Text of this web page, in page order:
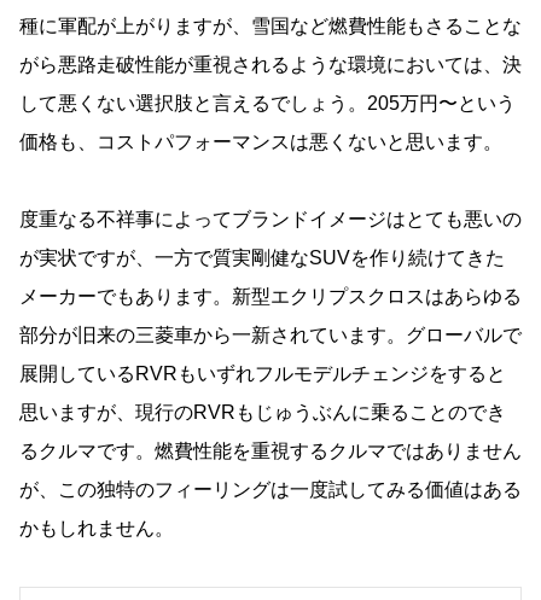
種に軍配が上がりますが、雪国など燃費性能もさることな
がら悪路走破性能が重視されるような環境においては、決
して悪くない選択肢と言えるでしょう。205万円〜という
価格も、コストパフォーマンスは悪くないと思います。
度重なる不祥事によってブランドイメージはとても悪いの
が実状ですが、一方で質実剛健なSUVを作り続けてきた
メーカーでもあります。新型エクリプスクロスはあらゆる
部分が旧来の三菱車から一新されています。グローバルで
展開しているRVRもいずれフルモデルチェンジをすると
思いますが、現行のRVRもじゅうぶんに乗ることのでき
るクルマです。燃費性能を重視するクルマではありません
が、この独特のフィーリングは一度試してみる価値はある
かもしれません。